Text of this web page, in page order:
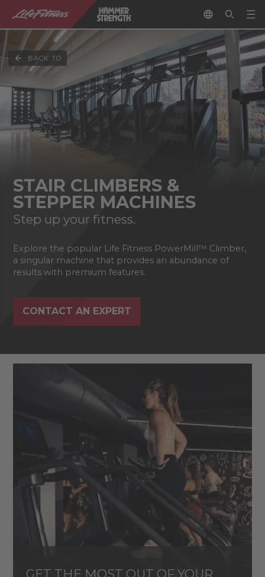
BACK TO
STAIR CLIMBERS &
STEPPER MACHINES
Step up your fitness.
Explore the popular Life Fitness PowerMill™ Climber,
a singular machine that provides an abundance of
results with premium features.
CONTACT AN EXPERT
GET THE MOST OUT OF YOUR